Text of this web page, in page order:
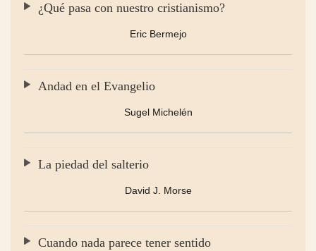
¿Qué pasa con nuestro cristianismo?
Eric Bermejo
Andad en el Evangelio
Sugel Michelén
La piedad del salterio
David J. Morse
Cuando nada parece tener sentido